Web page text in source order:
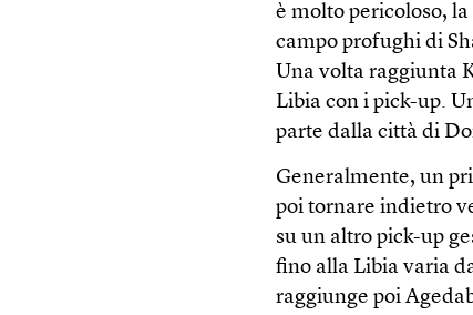
è molto pericoloso,
campo profughi di
Una volta raggiunta
Libia con i pick-up.
parte dalla città di
Generalmente, un
poi tornare indietro
su un altro pick-up
fino alla Libia varia
raggiunge poi